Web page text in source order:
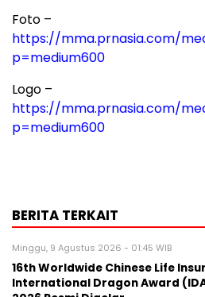
Foto –
https://mma.prnasia.com/
p=medium600
Logo –
https://mma.prnasia.com/
p=medium600
BERITA TERKAIT
Minggu, 9 Agustus 2026 - 01:45 WIB
16th Worldwide Chinese Life
International Dragon Award